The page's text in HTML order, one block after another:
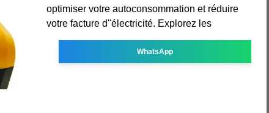
optimiser votre autoconsommation et réduire
votre facture d''électricité. Explorez les
WhatsApp